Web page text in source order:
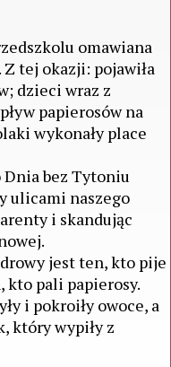
omawiana
tej okazji: pojawiła
dzieci wraz z
papierosów na
wykonały place
Dnia bez Tytoniu
ulicami naszego
i skandując
jest ten, kto pije
kto pali papierosy.
i pokroiły owoce, a
który wypiły z